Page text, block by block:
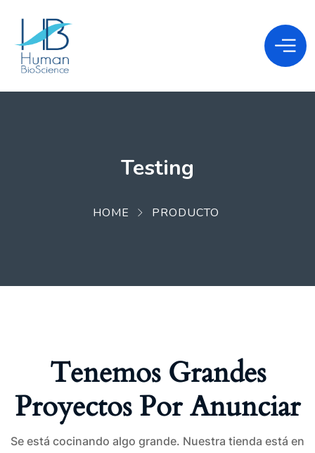
Testing
HOME PRODUCTO
Tenemos Grandes
Proyectos Por Anunciar
Se está cocinando algo grande. Nuestra tienda está en